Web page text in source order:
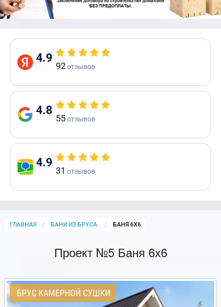
4.9
92отзывов
4.8
55отзывов
4.9
31 отзывов
ГЛАВНАЯ БАНИ ИЗ БРУСА CURRENT:
БАНЯ 6Х6
Проект №5 Баня 6х6
БРУС КАМЕРНОЙ СУШКИ